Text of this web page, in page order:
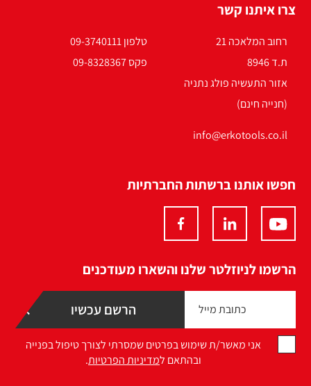
צרו איתנו קשר
רחוב המלאכה 21
ת.ד 8946
אזור התעשיה פולג נתניה
(חנייה חינם)
טלפון 09-3740111
פקס 09-8328367
info@erkotools.co.il
חפשו אותנו ברשתות החברתיות
הרשמו לניוזלטר שלנו והשארו מעודכנים
אני מאשר/ת שימוש בפרטים שמסרתי לצורך טיפול בפנייה
ובהתאם למדיניות הפרטיות.